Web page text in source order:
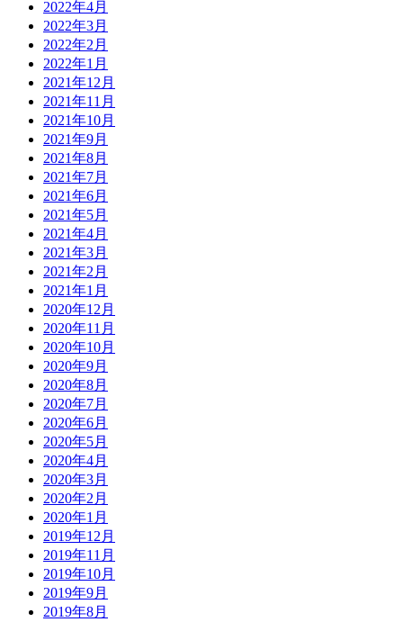
2022年4月
2022年3月
2022年2月
2022年1月
2021年12月
2021年11月
2021年10月
2021年9月
2021年8月
2021年7月
2021年6月
2021年5月
2021年4月
2021年3月
2021年2月
2021年1月
2020年12月
2020年11月
2020年10月
2020年9月
2020年8月
2020年7月
2020年6月
2020年5月
2020年4月
2020年3月
2020年2月
2020年1月
2019年12月
2019年11月
2019年10月
2019年9月
2019年8月